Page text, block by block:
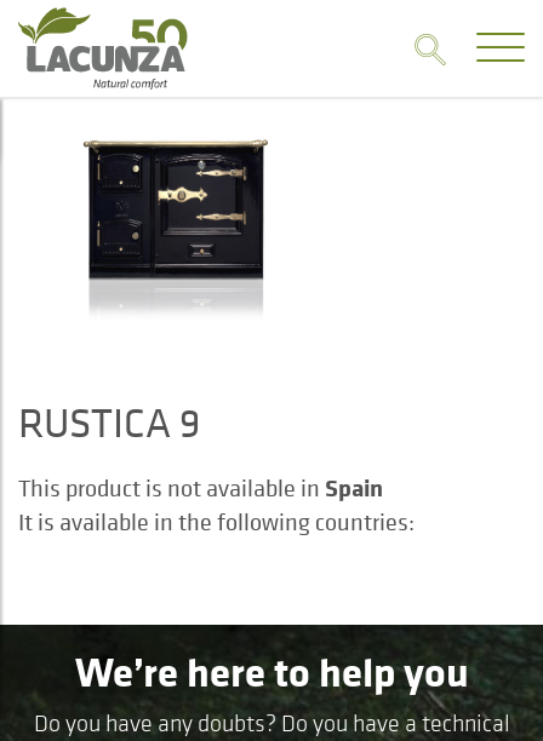
RUSTICA 9
This product is not available in Spain
It is available in the following countries:
We’re here to help you
Do you have any doubts? Do you have a technical